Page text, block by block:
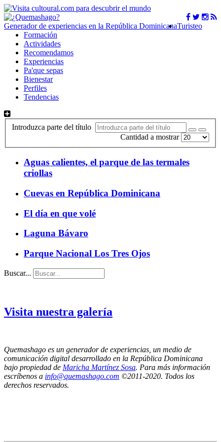
Generador de experiencias en la República DominicanaTuristeo
Formación
Actividades
Recomendamos
Experiencias
Pa'que sepas
Bienestar
Perfiles
Tendencias
Introduzca parte del título
Cantidad a mostrar
Aguas calientes, el parque de las termales
criollas
Cuevas en República Dominicana
El día en que volé
Laguna Bávaro
Parque Nacional Los Tres Ojos
Buscar...
Visita nuestra galería
Quemashago es un generador de experiencias, un medio de
comunicación digital desarrollado en la República Dominicana
bajo propiedad de Maricha Martínez Sosa. Para más información
escríbenos a info@quemashago.com ©2011-2020. Todos los
derechos reservados.